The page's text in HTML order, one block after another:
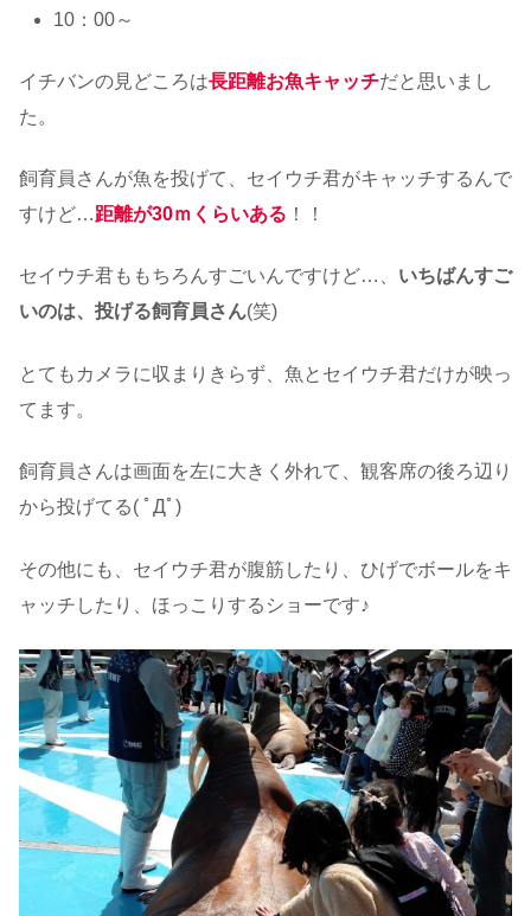
10：00～
イチバンの見どころは長距離お魚キャッチだと思いまし
た。
飼育員さんが魚を投げて、セイウチ君がキャッチするんで
すけど…距離が30ｍくらいある ！！
セイウチ君ももちろんすごいんですけど…、 いちばんすご
いのは、投げる飼育員さん(笑)
とてもカメラに収まりきらず、魚とセイウチ君だけが映っ
てます。
飼育員さんは画面を左に大きく外れて、観客席の後ろ辺り
から投げてる( ﾟДﾟ)
その他にも、セイウチ君が腹筋したり、ひげでボールをキ
ャッチしたり、ほっこりするショーです♪